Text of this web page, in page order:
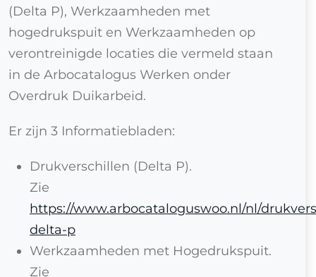
(Delta P), Werkzaamheden met
hogedrukspuit en Werkzaamheden op
verontreinigde locaties die vermeld staan
in de Arbocatalogus Werken onder
Overdruk Duikarbeid.
Er zijn 3 Informatiebladen:
Drukverschillen (Delta P).
Zie
https://www.arbocataloguswoo.nl/nl/
delta-p
Werkzaamheden met Hogedrukspuit.
Zie